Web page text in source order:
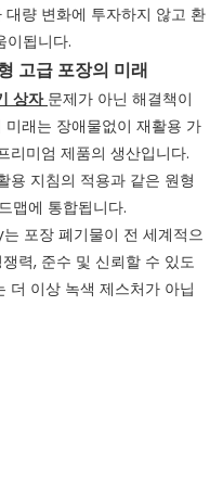
량 변화에 투자하지 않고 환
이됩니다.
고급 포장의 미래
상자문제가 아닌 해결책이
래는 장애물없이 재활용 가
리미엄 제품의 생산입니다.
용 지침의 적용과 같은 원형
맵에 통합됩니다.
포장 폐기물이 전 세계적으
력, 준수 및 신뢰할 수 있도
더 이상 녹색 제스처가 아닙